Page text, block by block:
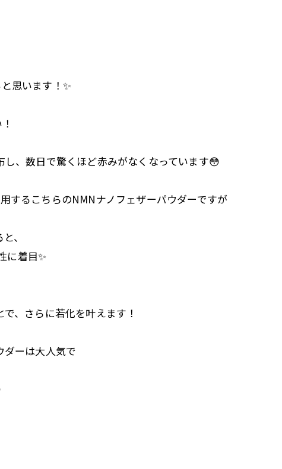
思います！✨
、数日で驚くほど赤みがなくなっています😳
するこちらのNMNナノフェザーパウダーですが
、
に着目✨
、さらに若化を叶えます！
ダーは大人気で